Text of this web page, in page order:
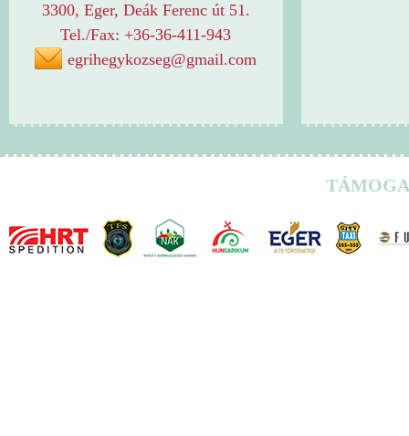
3300, Eger, Deák Ferenc út 51.
Tel./Fax: +36-36-411-943
egrihegykozseg@gmail.com